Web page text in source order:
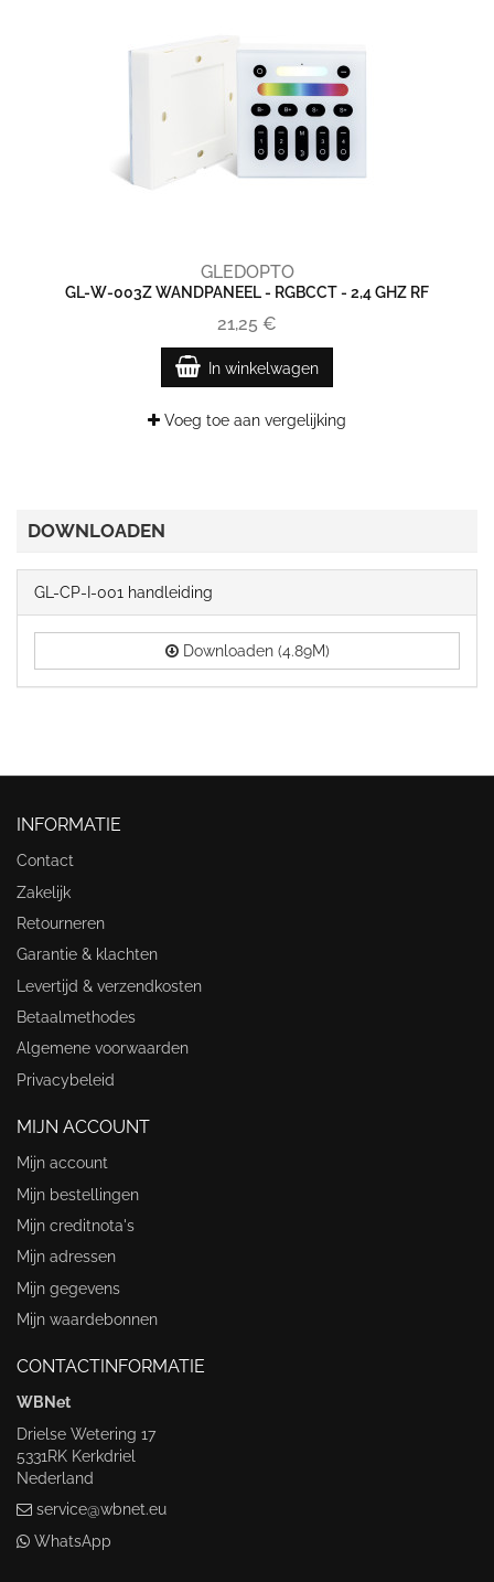
GLEDOPTO
GL-W-003Z WANDPANEEL - RGBCCT - 2,4 GHZ RF
21,25 €
In winkelwagen
Voeg toe aan vergelijking
DOWNLOADEN
GL-CP-I-001 handleiding
Downloaden (4.89M)
INFORMATIE
Contact
Zakelijk
Retourneren
Garantie & klachten
Levertijd & verzendkosten
Betaalmethodes
Algemene voorwaarden
Privacybeleid
MIJN ACCOUNT
Mijn account
Mijn bestellingen
Mijn creditnota's
Mijn adressen
Mijn gegevens
Mijn waardebonnen
CONTACTINFORMATIE
WBNet
Drielse Wetering 17
5331RK Kerkdriel
Nederland
service@wbnet.eu
WhatsApp